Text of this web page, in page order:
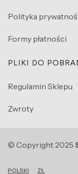
Polityka
Formy płatności
PLIKI DO
Regulamin Sklepu
Zwroty
© Copyright 2025
POLSKI ZŁ